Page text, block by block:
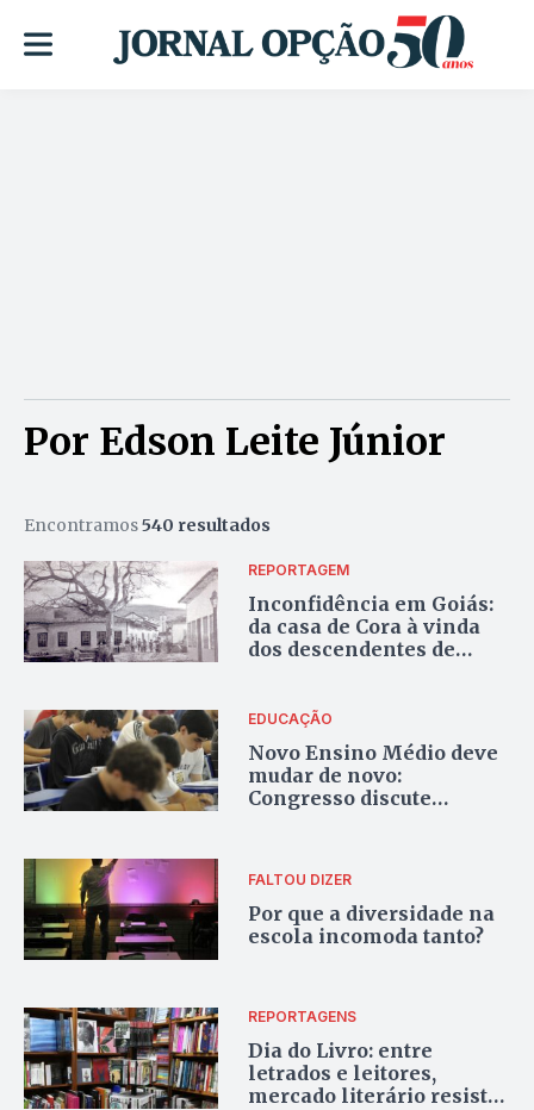
Por Edson Leite Júnior
Encontramos540 resultados
REPORTAGEM
Inconfidência em Goiás:
da casa de Cora à vinda
dos descendentes de
EDUCAÇÃO
Novo Ensino Médio deve
mudar de novo:
Congresso discute
FALTOU DIZER
Por que a diversidade na
escola incomoda tanto?
REPORTAGENS
Dia do Livro: entre
letrados e leitores,
mercado literário resiste